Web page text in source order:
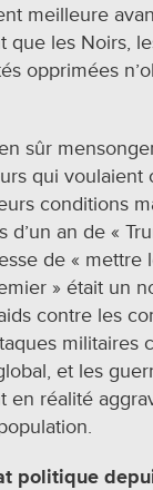
meilleure
que les Noirs,
opprimées
sûr
qui voulaient
conditions
d’un an de «
de « mettre
» était un
contre les
militaires
et les
en réalité
politique